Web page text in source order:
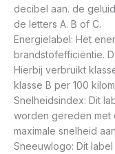
decibel aan. de
de letters A. B of C.
Energielabel: Het
brandstofefficiëntie.
Hierbij verbruikt
klasse B per 100
Snelheidsindex: Dit
worden gereden met
maximale snelheid
Sneeuwlogo: Dit